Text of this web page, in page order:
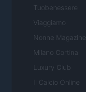
Tuobenessere
Viaggiamo
Nonne Magazine
Milano Cortina
Luxury Club
Il Calcio Online